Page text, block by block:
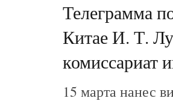
Телеграмма
Китае И. Т.
комиссариат
15 марта нанес